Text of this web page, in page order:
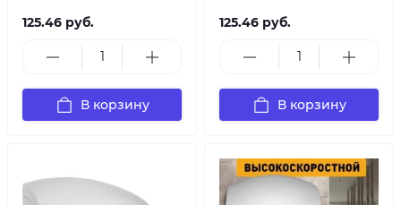
125.46 руб.
В корзину
125.46 руб.
В корзину